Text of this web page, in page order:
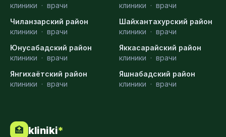
клиники · врачи
клиники · врачи
Чиланзарский район
клиники · врачи
Шайхантахурский район
клиники · врачи
Юнусабадский район
клиники · врачи
Яккасарайский район
клиники · врачи
Янгихаётский район
клиники · врачи
Яшнабадский район
клиники · врачи
🏥 kliniki*